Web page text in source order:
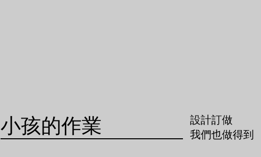
小孩的作業
設計訂做
​我們也做得到